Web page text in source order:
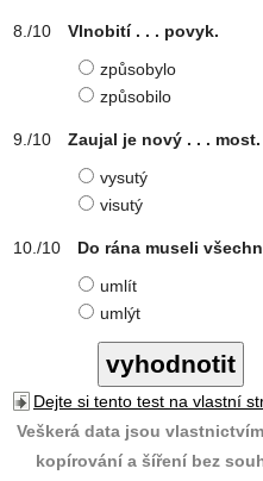
Vlnobití . . . povyk.
způsobylo
způsobilo
Zaujal je nový . . . most.
vysutý
visutý
Do rána museli
umlít
umlýt
Dejte si tento test na vlastní
Veškerá data jsou
kopírování a šíření bez